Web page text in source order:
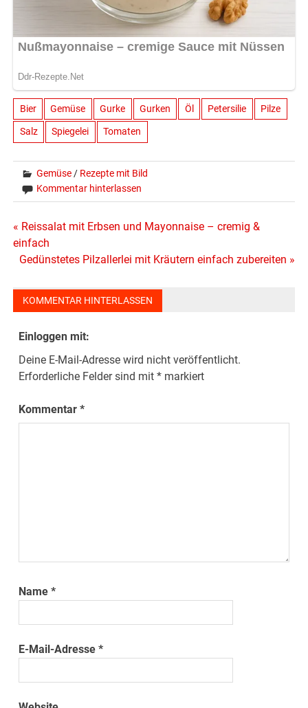
Bier Gemüse Gurke Gurken Öl Petersilie Pilze
Salz Spiegelei Tomaten
Gemüse / Rezepte mit Bild
Kommentar hinterlassen
Beitragsnavigation
« Reissalat mit Erbsen und Mayonnaise – cremig &
einfach
Gedünstetes Pilzallerlei mit Kräutern einfach zubereiten »
KOMMENTAR HINTERLASSEN
Einloggen mit:
Deine E-Mail-Adresse wird nicht veröffentlicht.
Erforderliche Felder sind mit* markiert
Kommentar*
Name*
E-Mail-Adresse*